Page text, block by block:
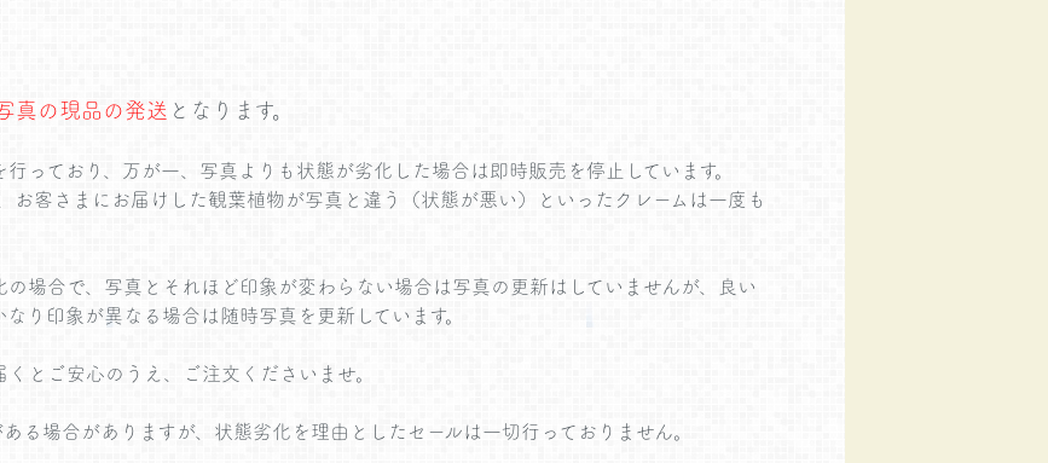
真の現品の発送 となります。
っており、万が一、写真よりも状態が劣化した場合は即時販売を停止しています。
お客さまにお届けした観葉植物が写真と違う（状態が悪い）といったクレームは一度も
場合で、写真とそれほど印象が変わらない場合は写真の更新はしていませんが、良い
り印象が異なる場合は随時写真を更新しています。
とご安心のうえ、ご注文くださいませ。
る場合がありますが、状態劣化を理由としたセールは一切行っておりません。